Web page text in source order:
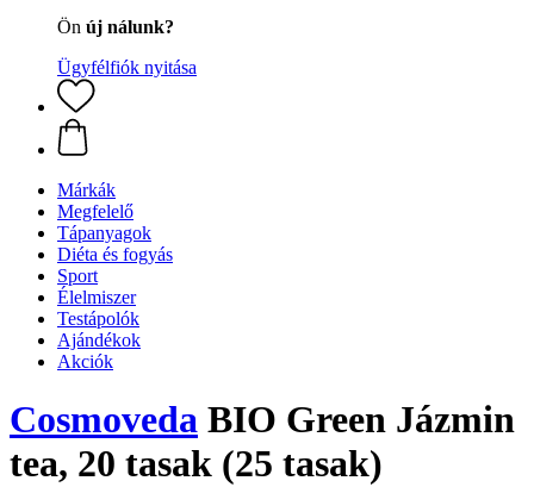
Ön új nálunk?
Ügyfélfiók nyitása
Márkák
Megfelelő
Tápanyagok
Diéta és fogyás
Sport
Élelmiszer
Testápolók
Ajándékok
Akciók
Cosmoveda BIO Green Jázmin
tea, 20 tasak (25 tasak)